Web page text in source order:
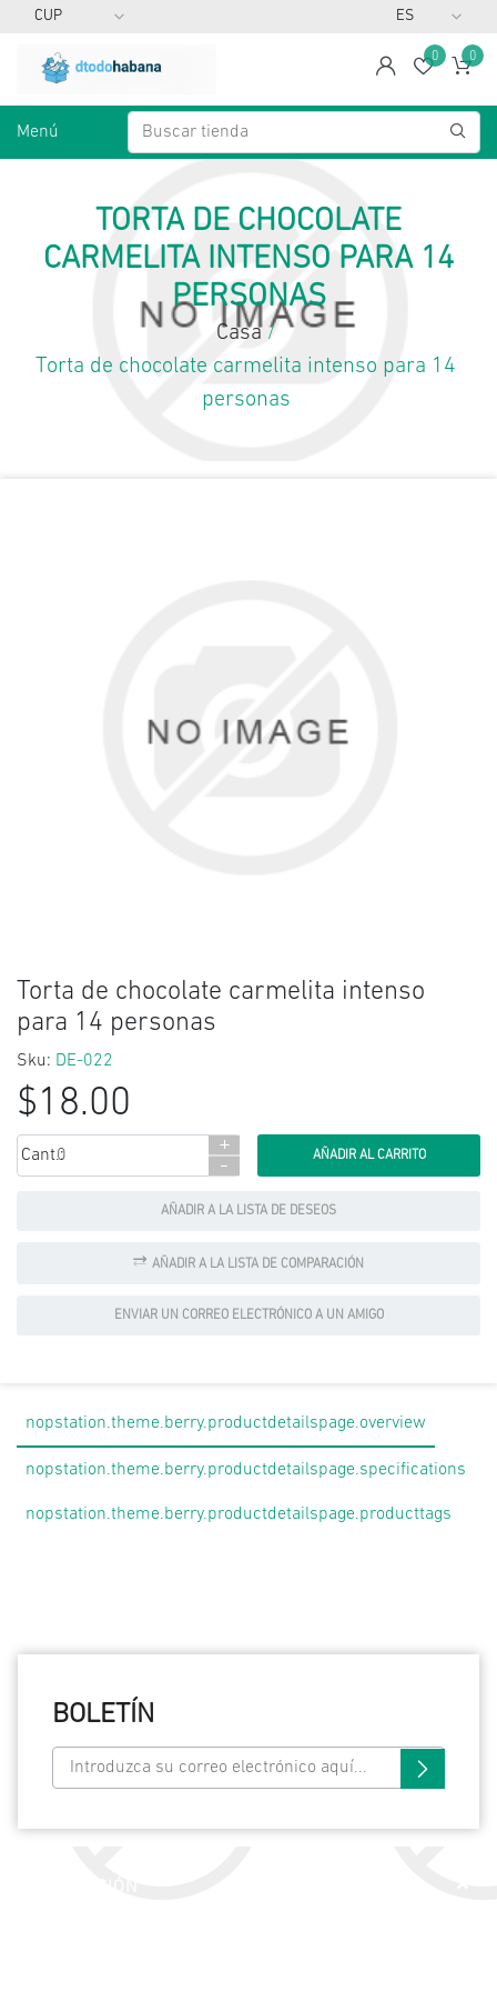
spanLista
0 0
Menú
TORTA DE CHOCOLATE
CARMELITA INTENSO PARA 14
PERSONAS
Casa /
Torta de chocolate carmelita intenso para 14
personas
Torta de chocolate carmelita intenso
para 14 personas
Sku: DE-022
$18.00
Cant.:
+
-
AÑADIR A LA LISTA DE DESEOS
AÑADIR A LA LISTA DE COMPARACIÓN
ENVIAR UN CORREO ELECTRÓNICO A UN AMIGO
nopstation.theme.berry.productdetailspage.overview
nopstation.theme.berry.productdetailspage.specifications
nopstation.theme.berry.productdetailspage.producttags
BOLETÍN